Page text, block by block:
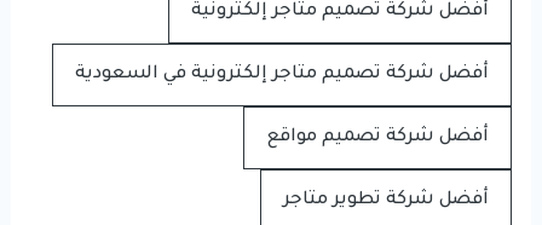
أفضل شركة تصميم متاجر إلكترونية
أفضل شركة تصميم متاجر إلكترونية في السعودية
أفضل شركة تصميم مواقع
أفضل شركة تطوير متاجر